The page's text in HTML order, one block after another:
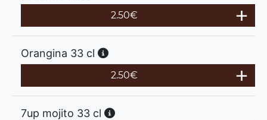
2.50€
Orangina 33 cl
2.50€
7up mojito 33 cl